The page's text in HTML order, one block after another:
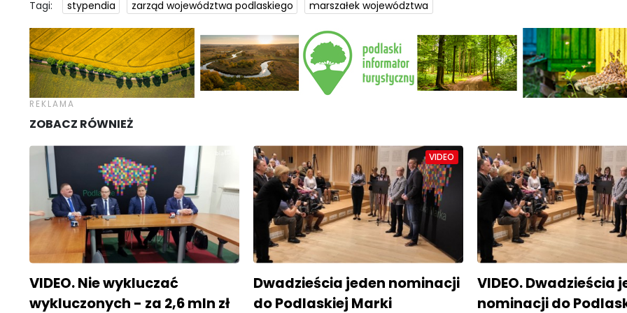
Tagi: stypendia zarząd województwa podlaskiego marszałek województwa
ZOBACZ RÓWNIEŻ
VIDEO. Nie wykluczać
wykluczonych - za 2,6 mln zł
Dwadzieścia jeden nominacji
do Podlaskiej Marki
VIDEO
VIDEO. Dwadzieścia
nominacji do